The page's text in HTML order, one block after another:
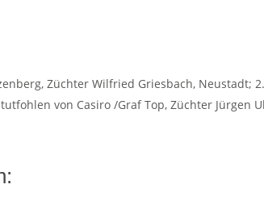
Züchter Wilfried Griesbach, Neustadt;
von Casiro /Graf Top, Züchter Jürgen